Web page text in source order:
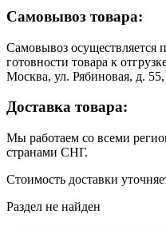
Самовывоз товара:
Самовывоз осуществляется
готовности товара к
Москва, ул. Рябиновая, д. 55,
Доставка товара:
Мы работаем со всеми
странами СНГ.
Стоимость доставки
Раздел не найден